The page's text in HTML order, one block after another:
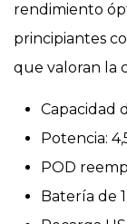
rendimiento
principiantes
que valoran la
Capacidad
Potencia:
POD
Batería de